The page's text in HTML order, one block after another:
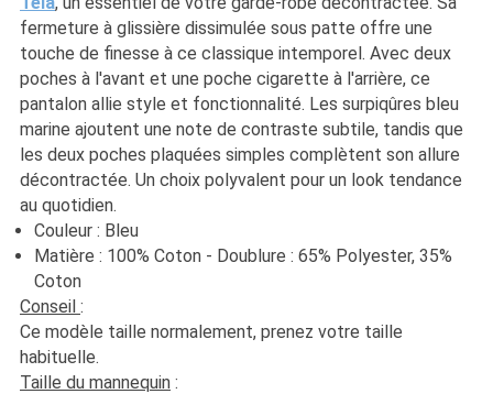
fermeture à glissière dissimulée sous patte offre une
touche de finesse à ce classique intemporel. Avec deux
poches à l'avant et une poche cigarette à l'arrière, ce
pantalon allie style et fonctionnalité. Les surpiqûres bleu
marine ajoutent une note de contraste subtile, tandis que
les deux poches plaquées simples complètent son allure
décontractée. Un choix polyvalent pour un look tendance
au quotidien.
Couleur : Bleu
Matière : 100% Coton - Doublure : 65% Polyester, 35%
Coton
Conseil :
Ce modèle taille normalement, prenez votre taille
habituelle.
Taille du mannequin :